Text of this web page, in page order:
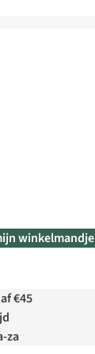
winkelmandje
€45
za